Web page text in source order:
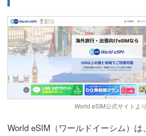
World eSIM公式サイトより
World eSIM（ワールドイーシム）は、